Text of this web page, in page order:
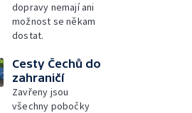
dopravy nemají ani
možnost se někam
dostat.
Cesty Čechů do
zahraničí
Zavřeny jsou
všechny pobočky